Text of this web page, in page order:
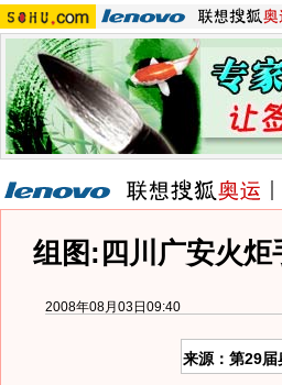
组图:四川广安火
2008年08月03日09:40
来源：第29